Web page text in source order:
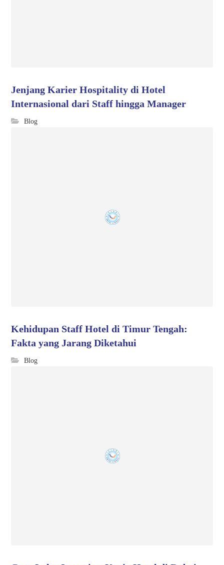
Jenjang Karier Hospitality di Hotel
Internasional dari Staff hingga Manager
Blog
Kehidupan Staff Hotel di Timur Tengah:
Fakta yang Jarang Diketahui
Blog